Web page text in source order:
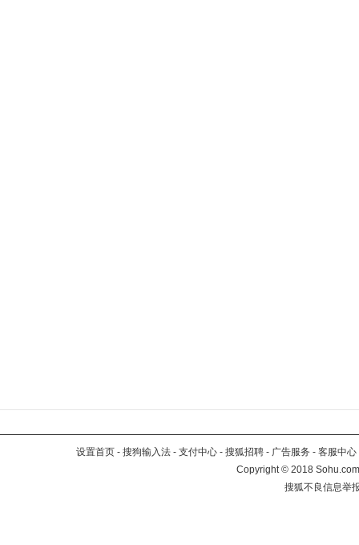
设置首页 - 搜狗输入法 - 支付中心 - 搜狐招聘 - 广告服务 - 客服中心
Copyright©2018
搜狐不良信息举